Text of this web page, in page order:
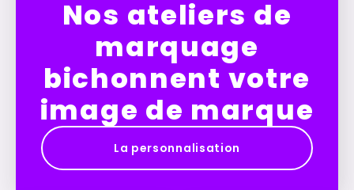
Nos ateliers de
marquage
bichonnent votre
image de marque
La personnalisation